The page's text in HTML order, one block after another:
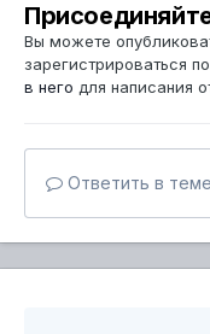
Вы можете
зарегистрироваться
в него для написания
Ответить в